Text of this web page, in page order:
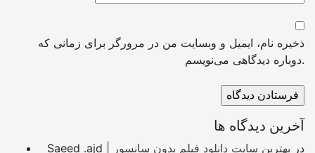
ذخیره نام، ایمیل و وبسایت من در مرورگر برای زمانی که
دوباره دیدگاهی می‌نویسم.
آخرین دیدگاه ها
Saeed .ajd در بهترین سایت دانلود فیلم بدون سانسور |